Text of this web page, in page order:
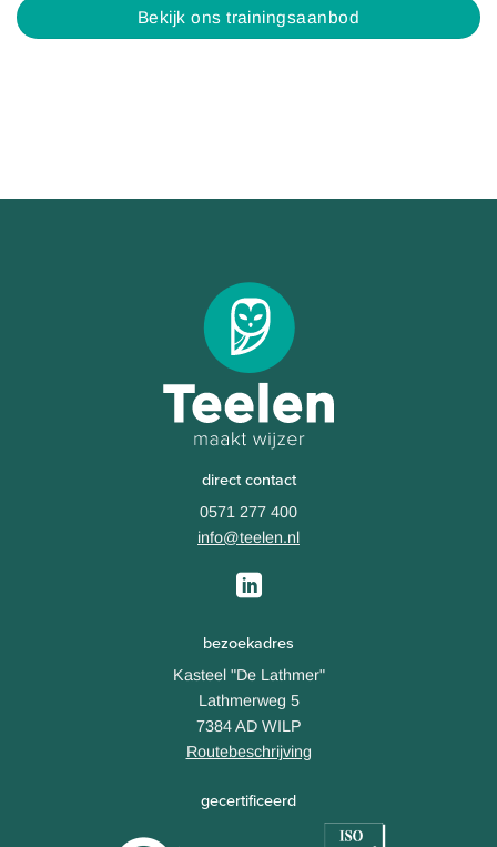
Bekijk ons trainingsaanbod
direct contact
0571 277 400
info@teelen.nl
bezoekadres
Kasteel "De Lathmer"
Lathmerweg 5
7384 AD WILP
Routebeschrijving
gecertificeerd